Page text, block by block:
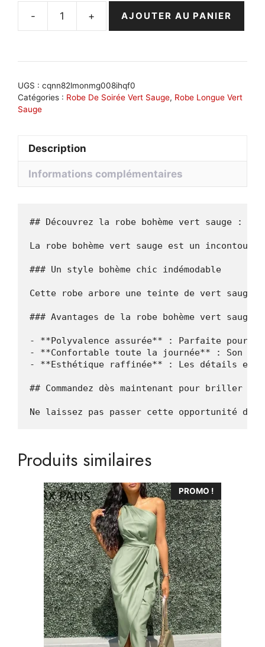
-
quantité
vert
sauge
+ AJOUTER AU PANIER
UGS : cqnn82lmonmg008ihqf0
Catégories : Robe De Soirée Vert Sauge, Robe Longue Vert
Sauge
Description
Informations complémentaires
## Découvrez la robe bohème vert sauge :
La robe bohème vert sauge est un
### Un style bohème chic indémodable
Cette robe arbore une teinte de vert sauge
### Avantages de la robe bohème vert sauge
- **Polyvalence assurée** : Parfaite pour
- **Confortable toute la journée** : Son
- **Esthétique raffinée** : Les détails en
## Commandez dès maintenant pour briller
Produits similaires
PROMO !
produit
plusieurs
variations.
options
peuvent
choisies